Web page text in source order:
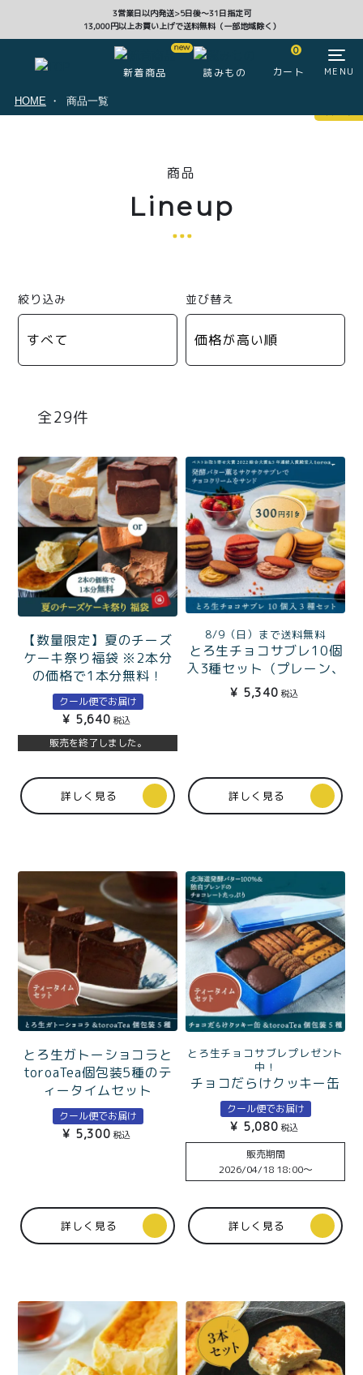
3営業日以内発送>5日後〜31日指定可
13,000円以上お買い上げで送料無料（一部地域除く）
新着商品 読みもの
0
カート MENU
商品一覧
セット
お中元
紅茶toroaTea
焼き菓子
メルマガ会員様限定
toroa夏のアウトレッ
トセール
ョコラ
とろ生シュー
クッキー缶
紅茶toroaTeaギフト
お誕生日セット
手さげ袋
季節限定
価格別
¥6,000〜
¥4,000〜¥5,999
読みもの
会社概要
お問い合わせ
商品
メンバー特典
ご利用ガイド
プライバシーポリシー
特定商取引法に基づく表記
HOME 商品一覧
商品
Lineup
絞り込み 並び替え
29
【数量限定】夏のチーズ
ケーキ祭り福袋 ※2本分
の価格で1本分無料！
クール便でお届け
¥ 5,640 税込
販売を終了しました。
詳しく見る
8/9（日）まで送料無料
とろ生チョコサブレ10個
入3種セット（プレーン、
ストロベリー、プレミア
ムココア）
¥ 5,340 税込
詳しく見る
とろ生ガトーショコラと
toroaTea個包装5種のテ
ィータイムセット
クール便でお届け
¥ 5,300 税込
詳しく見る
とろ生チョコサブレプレゼント
中！
チョコだらけクッキー缶
とtoroaTea個包装5種の
ティータイムセット 北海
道発酵バターとチョコレ
ートたっぷり
クール便でお届け
¥ 5,080 税込
販売期間
2026/04/18 18:00〜
詳しく見る